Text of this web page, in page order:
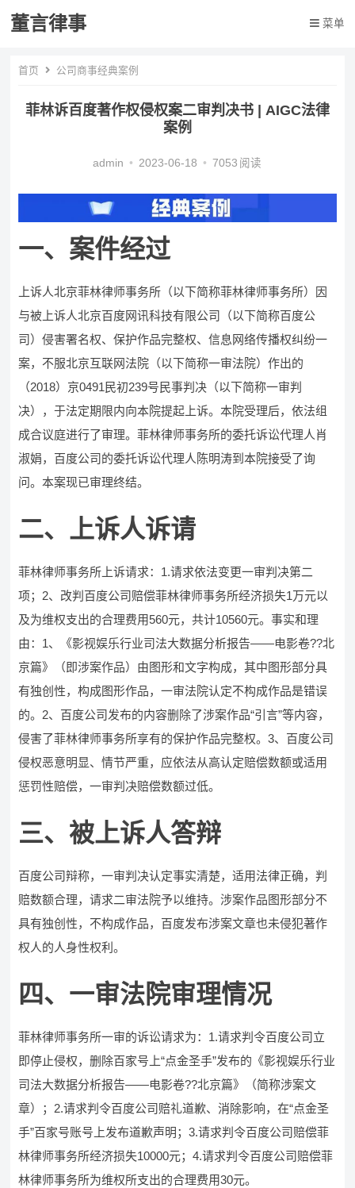
董言律事 菜单
首页 公司商事经典案例
菲林诉百度著作权侵权案二审判决书 | AIGC法律
案例
admin • 2023-06-18 • 7053 阅读
一、案件经过
上诉人北京菲林律师事务所（以下简称菲林律师事务所）因
与被上诉人北京百度网讯科技有限公司（以下简称百度公
司）侵害署名权、保护作品完整权、信息网络传播权纠纷一
案，不服北京互联网法院（以下简称一审法院）作出的
（2018）京0491民初239号民事判决（以下简称一审判
决），于法定期限内向本院提起上诉。本院受理后，依法组
成合议庭进行了审理。菲林律师事务所的委托诉讼代理人肖
淑娟，百度公司的委托诉讼代理人陈明涛到本院接受了询
问。本案现已审理终结。
二、上诉人诉请
菲林律师事务所上诉请求：1.请求依法变更一审判决第二
项；2、改判百度公司赔偿菲林律师事务所经济损失1万元以
及为维权支出的合理费用560元，共计10560元。事实和理
由：1、《影视娱乐行业司法大数据分析报告——电影卷??北
京篇》（即涉案作品）由图形和文字构成，其中图形部分具
有独创性，构成图形作品，一审法院认定不构成作品是错误
的。2、百度公司发布的内容删除了涉案作品“引言”等内容，
侵害了菲林律师事务所享有的保护作品完整权。3、百度公司
侵权恶意明显、情节严重，应依法从高认定赔偿数额或适用
惩罚性赔偿，一审判决赔偿数额过低。
三、被上诉人答辩
百度公司辩称，一审判决认定事实清楚，适用法律正确，判
赔数额合理，请求二审法院予以维持。涉案作品图形部分不
具有独创性，不构成作品，百度发布涉案文章也未侵犯著作
权人的人身性权利。
四、一审法院审理情况
菲林律师事务所一审的诉讼请求为：1.请求判令百度公司立
即停止侵权，删除百家号上“点金圣手”发布的《影视娱乐行业
司法大数据分析报告——电影卷??北京篇》（简称涉案文
章）；2.请求判令百度公司赔礼道歉、消除影响，在“点金圣
手”百家号账号上发布道歉声明；3.请求判令百度公司赔偿菲
林律师事务所经济损失10000元；4.请求判令百度公司赔偿菲
林律师事务所为维权所支出的合理费用30元。